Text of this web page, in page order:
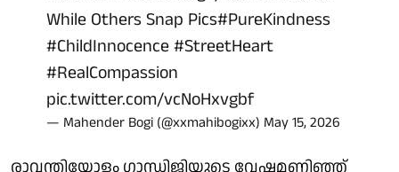
While Others Snap Pics#PureKindness
#ChildInnocence#StreetHeart
#RealCompassion
pic.twitter.com/vcNoHxvgbf
— Mahender Bogi (@xxmahibogixx) May 15, 2026
രാവന്തിയോളം ഗാന്ധിജിയുടെ വേഷമണിഞ്ഞ്